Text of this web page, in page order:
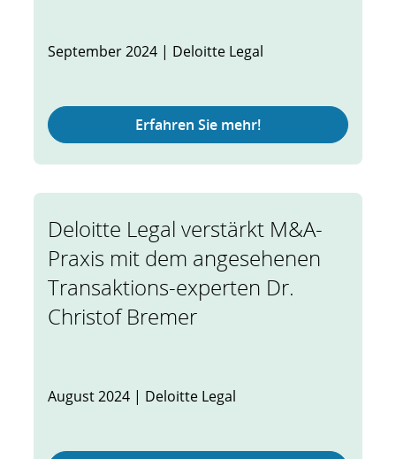
September 2024 | Deloitte Legal
Erfahren Sie mehr!
Deloitte Legal verstärkt M&A-
Praxis mit dem angesehenen
Transaktions-experten Dr.
Christof Bremer
August 2024 | Deloitte Legal